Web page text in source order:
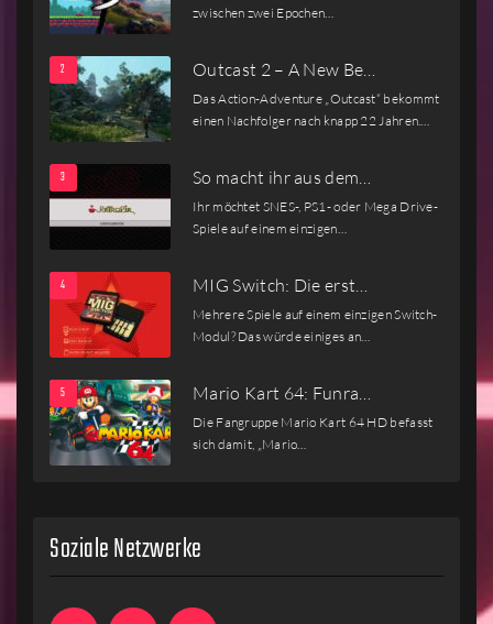
zwischen zwei Epochen…
Outcast 2 – A New Be…
Das Action-Adventure „Outcast“ bekommt
einen Nachfolger nach knapp 22 Jahren.…
So macht ihr aus dem…
Ihr möchtet SNES-, PS1- oder Mega Drive-
Spiele auf einem einzigen…
MIG Switch: Die erst…
Mehrere Spiele auf einem einzigen Switch-
Modul? Das würde einiges an…
Mario Kart 64: Funra…
Die Fangruppe Mario Kart 64 HD befasst
sich damit, „Mario…
Soziale Netzwerke